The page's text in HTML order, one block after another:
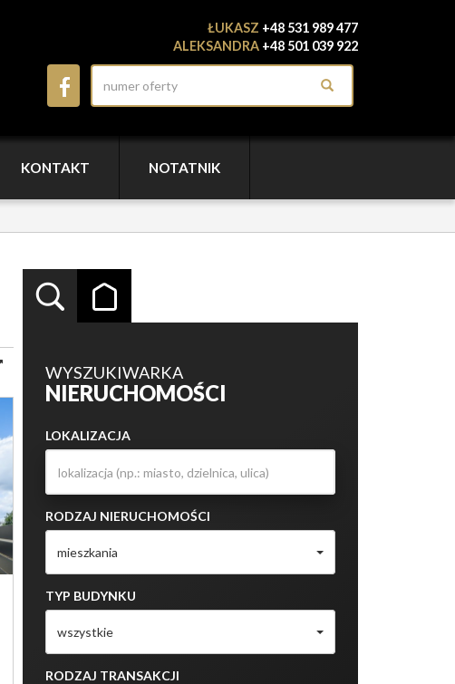
ŁUKASZ +48 531 989 477
ALEKSANDRA +48 501 039 922
KONTAKT NOTATNIK
WYSZUKIWARKA
NIERUCHOMOŚCI
LOKALIZACJA
RODZAJ NIERUCHOMOŚCI
mieszkania
TYP BUDYNKU
wszystkie
RODZAJ TRANSAKCJI